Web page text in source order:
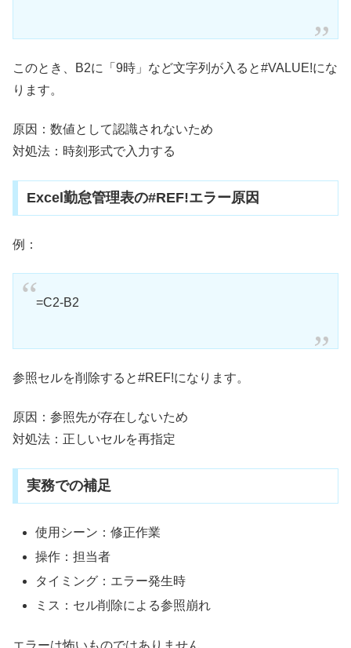
このとき、B2に「9時」など文字列が入ると#VALUE!にな
ります。
原因：数値として認識されないため
対処法：時刻形式で入力する
Excel勤怠管理表の#REF!エラー原因
例：
=C2-B2
参照セルを削除すると#REF!になります。
原因：参照先が存在しないため
対処法：正しいセルを再指定
実務での補足
使用シーン：修正作業
操作：担当者
タイミング：エラー発生時
ミス：セル削除による参照崩れ
エラーは怖いものではありません。